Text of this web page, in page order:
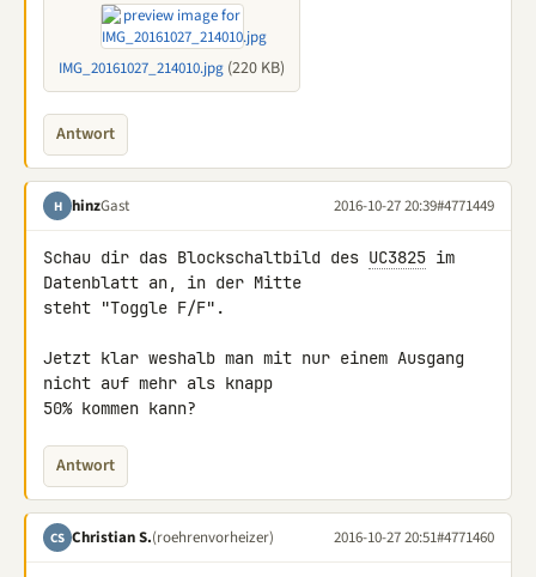
IMG_20161027_214010.jpg (220 KB)
Antwort
H hinzGast 2016-10-27 20:39#4771449
Schau dir das Blockschaltbild des UC3825 im
Datenblatt an, in der Mitte
steht "Toggle F/F".
Jetzt klar weshalb man mit nur einem Ausgang
nicht auf mehr als knapp
50% kommen kann?
Antwort
CS Christian S.(roehrenvorheizer) 2016-10-27 20:51#4771460